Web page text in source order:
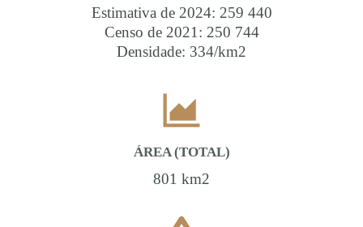
Estimativa de 2024: 259 440
Censo de 2021: 250 744
Densidade: 334/km2
ÁREA (TOTAL)
801 km2